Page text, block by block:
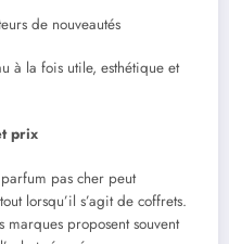
de nouveautés
à la fois utile, esthétique et
prix
pas cher peut
lorsqu’il s’agit de coffrets.
proposent souvent